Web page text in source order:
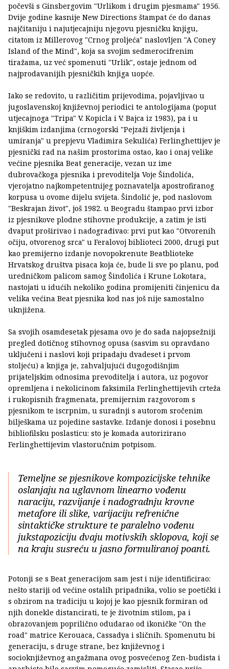
počevši s Ginsbergovim "Urlikom i drugim pjesmama" 1956.
Dvije godine kasnije New Directions štampat će do danas
najčitaniju i najutjecajniju njegovu pjesničku knjigu,
citatom iz Millerovog "Crnog proljeća" naslovljen "A Coney
Island of the Mind", koja sa svojim sedmerocifrenim
tiražama, uz već spomenuti "Urlik", ostaje jednom od
najprodavanijih pjesničkih knjiga uopće.
Iako se redovito, u različitim prijevodima, pojavljivao u
jugoslavenskoj književnoj periodici te antologijama (poput
utjecajnoga "Tripa" V. Kopicla i V. Bajca iz 1983), pa i u
knjiškim izdanjima (crnogorski "Pejzaži življenja i
umiranja" u prepjevu Vladimira Sekulića) Ferlinghettijev je
pjesnički rad na našim prostorima ostao, kao i onaj velike
većine pjesnika Beat generacije, vezan uz ime
dubrovačkoga pjesnika i prevoditelja Voje Šindolića,
vjerojatno najkompetentnijeg poznavatelja apostrofiranog
korpusa u ovome dijelu svijeta. Šindolić je, pod naslovom
"Beskrajan život", još 1982. u Beogradu štampao prvi izbor
iz pjesnikove plodne stihovne produkcije, a zatim je isti
dvaput proširivao i nadograđivao: prvi put kao "Otvorenih
očiju, otvorenog srca" u Feralovoj biblioteci 2000, drugi put
kao premijerno izdanje novopokrenute Beatblioteke
Hrvatskog društva pisaca koja će, bude li sve po planu, pod
uredničkom palicom samog Šindolića i Krune Lokotara,
nastojati u idućih nekoliko godina promijeniti činjenicu da
velika većina Beat pjesnika kod nas još nije samostalno
uknjižena.
Sa svojih osamdesetak pjesama ovo je do sada najopsežniji
pregled dotičnog stihovnog opusa (sasvim su opravdano
uključeni i naslovi koji pripadaju dvadeset i prvom
stoljeću) a knjiga je, zahvaljujući dugogodišnjim
prijateljskim odnosima prevoditelja i autora, uz pogovor
opremljena i nekolicinom faksimila Ferlinghettijevih crteža
i rukopisnih fragmenata, premijernim razgovorom s
pjesnikom te iscrpnim, u suradnji s autorom sročenim
bilješkama uz pojedine sastavke. Izdanje donosi i posebnu
bibliofilsku poslasticu: sto je komada autorizirano
Ferlinghettijevim vlastoručnim potpisom.
Temeljne se pjesnikove kompozicijske tehnike
oslanjaju na uglavnom linearno vođenu
naraciju, razvijanje i nadogradnju krovne
metafore ili slike, varijaciju refrenične
sintaktičke strukture te paralelno vođenu
jukstapoziciju dvaju motivskih sklopova, koji se
na kraju susreću u jasno formuliranoj poanti.
Potonji se s Beat generacijom sam jest i nije identificirao:
nešto stariji od većine ostalih pripadnika, volio se poetički i
s obzirom na tradiciju u kojoj je kao pjesnik formiran od
njih donekle distancirati, te je životnim stilom, pa i
obrazovanjem poprilično odudarao od ikoničke "On the
road" matrice Kerouaca, Cassadya i sličnih. Spomenutu bi
generaciju, s druge strane, bez književnog i
socioknjiževnog angažmana ovog posvećenog Zen-budista i